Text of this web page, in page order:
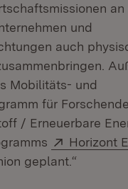
an
und
auch
Mobilitäts- und
für
/ Erneuerbare
Extern:
Horizont
geplant.“